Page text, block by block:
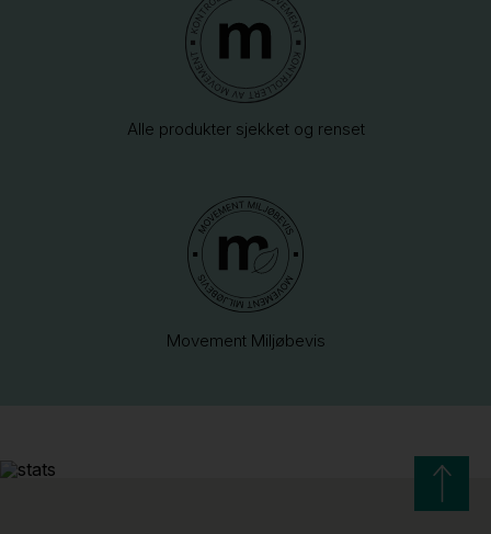
Alle produkter sjekket og renset
Movement Miljøbevis